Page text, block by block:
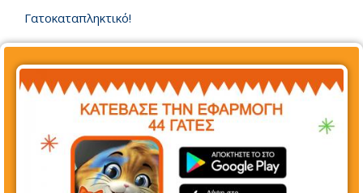
Γατοκαταπληκτικό!